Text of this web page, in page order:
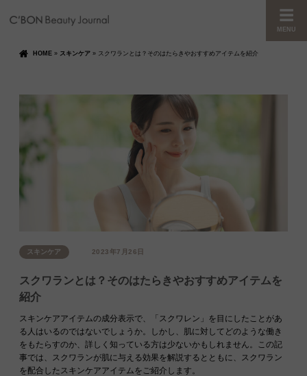
MENU
HOME » スキンケア » スクワランとは？そのはたらきやおすすめアイテムを紹介
スキンケア 2023年7月26日
スクワランとは？そのはたらきやおすすめアイテムを
紹介
スキンケアアイテムの成分表示で、「スクワレン」を目にしたことがあ
る人はいるのではないでしょうか。しかし、肌に対してどのような働き
をもたらすのか、詳しく知っている方は少ないかもしれません。この記
事では、スクワランが肌に与える効果を解説するとともに、スクワラン
を配合したスキンケアアイテムをご紹介します。